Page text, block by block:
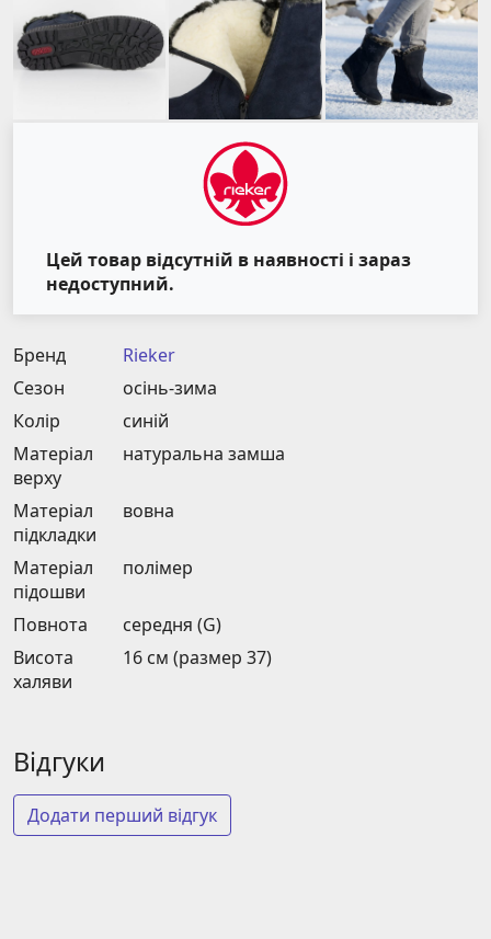
Цей товар відсутній в наявності і зараз
недоступний.
Бренд
Rieker
Сезон
осінь-зима
Колір
синій
Матеріал
верху
натуральна замша
Матеріал
підкладки
вовна
Матеріал
підошви
полімер
Повнота
середня (G)
Висота
халяви
16 см (размер 37)
Відгуки
Додати перший відгук